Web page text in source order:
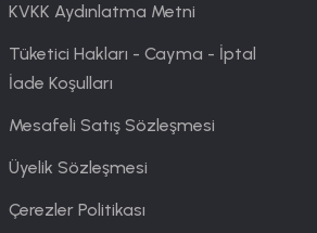
KVKK Aydınlatma Metni
Tüketici Hakları - Cayma - İptal
İade Koşulları
Mesafeli Satış Sözleşmesi
Üyelik Sözleşmesi
Çerezler Politikası